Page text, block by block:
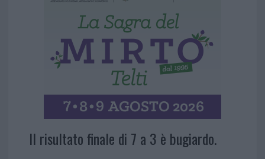
Il risultato finale di 7 a 3 è bugiardo.